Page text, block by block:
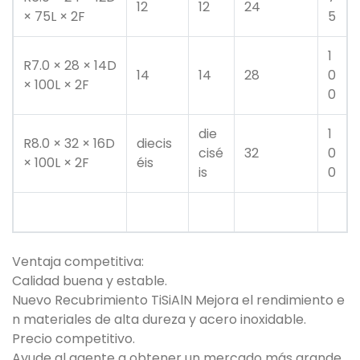
× 75L × 2F
12 12 24
5
R7.0 × 28 × 14D
× 100L × 2F
14 14 28
1
0
0
R8.0 × 32 × 16D
× 100L × 2F
diecis
éis
die
cisé
is
32
1
0
0
Ventaja competitiva:
Calidad buena y estable.
Nuevo Recubrimiento TiSiAlN Mejora el rendimiento e
n materiales de alta dureza y acero inoxidable.
Precio competitivo.